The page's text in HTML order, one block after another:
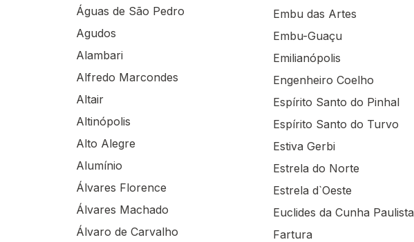
Águas de São Pedro
Agudos
Alambari
Alfredo Marcondes
Altair
Altinópolis
Alto Alegre
Alumínio
Álvares Florence
Álvares Machado
Álvaro de Carvalho
Embu das Artes
Embu-Guaçu
Emilianópolis
Engenheiro Coelho
Espírito Santo do Pinhal
Espírito Santo do Turvo
Estiva Gerbi
Estrela do Norte
Estrela d`Oeste
Euclides da Cunha Paulista
Fartura